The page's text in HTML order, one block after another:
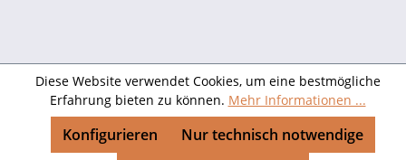
Diese Website verwendet Cookies, um eine bestmögliche
Erfahrung bieten zu können. Mehr Informationen ...
Nur technisch notwendige
Konfigurieren